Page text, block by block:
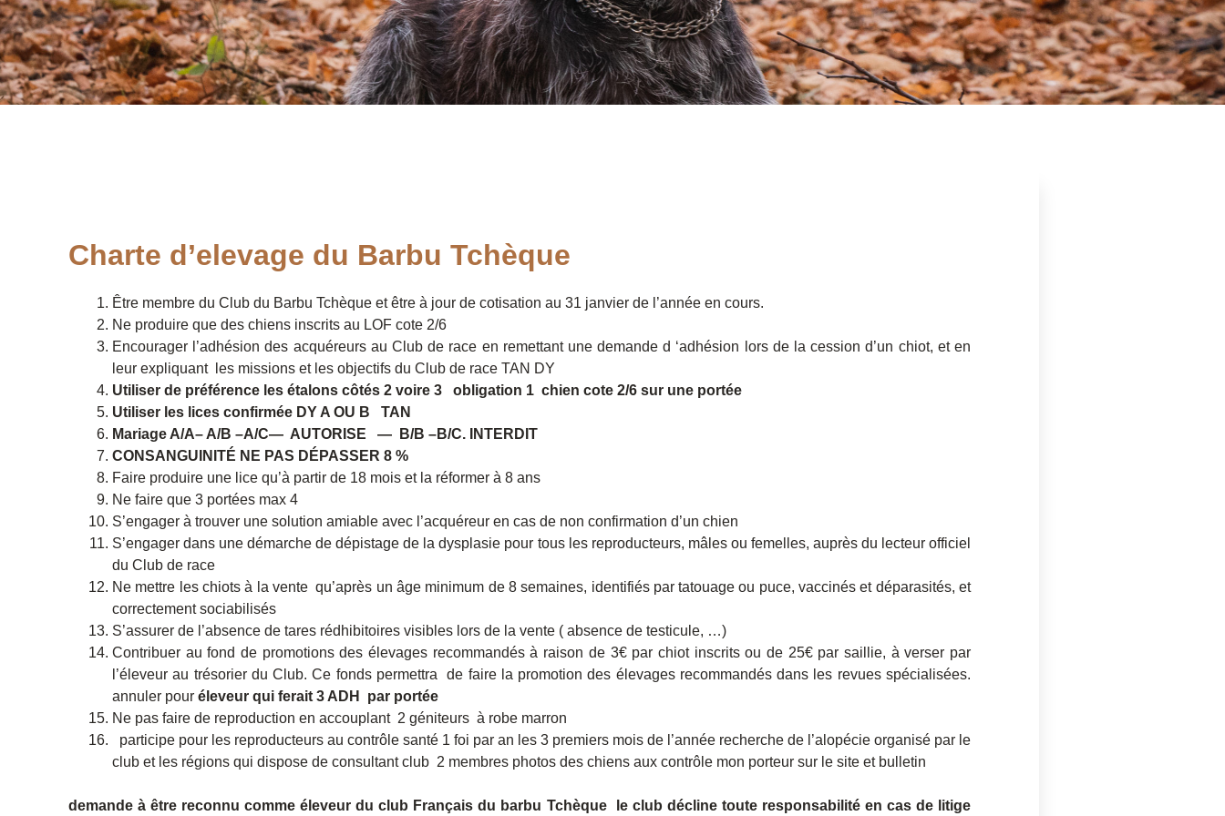
Charte d’elevage du Barbu Tchèque
Être membre du Club du Barbu Tchèque et être à jour de cotisation au 31 janvier de l’année en cours.
Ne produire que des chiens inscrits au LOF cote 2/6
Encourager l’adhésion des acquéreurs au Club de race en remettant une demande d ‘adhésion lors de la cession d’un chiot, et en
leur expliquant les missions et les objectifs du Club de race TAN DY
Utiliser de préférence les étalons côtés 2 voire 3 obligation 1 chien cote 2/6 sur une portée
Utiliser les lices confirmée DY A OU B TAN
Mariage A/A– A/B –A/C— AUTORISE — B/B –B/C. INTERDIT
CONSANGUINITÉ NE PAS DÉPASSER 8 %
Faire produire une lice qu’à partir de 18 mois et la réformer à 8 ans
Ne faire que 3 portées max 4
S’engager à trouver une solution amiable avec l’acquéreur en cas de non confirmation d’un chien
S’engager dans une démarche de dépistage de la dysplasie pour tous les reproducteurs, mâles ou femelles, auprès du lecteur officiel
du Club de race
Ne mettre les chiots à la vente qu’après un âge minimum de 8 semaines, identifiés par tatouage ou puce, vaccinés et déparasités, et
correctement sociabilisés
S’assurer de l’absence de tares rédhibitoires visibles lors de la vente ( absence de testicule, …)
Contribuer au fond de promotions des élevages recommandés à raison de 3€ par chiot inscrits ou de 25€ par saillie, à verser par
l’éleveur au trésorier du Club. Ce fonds permettra de faire la promotion des élevages recommandés dans les revues spécialisées.
annuler pour éleveur qui ferait 3 ADH par portée
Ne pas faire de reproduction en accouplant 2 géniteurs à robe marron
participe pour les reproducteurs au contrôle santé 1 foi par an les 3 premiers mois de l’année recherche de l’alopécie organisé par le
club et les régions qui dispose de consultant club 2 membres photos des chiens aux contrôle mon porteur sur le site et bulletin
demande à être reconnu comme éleveur du club Français du barbu Tchèque leclub décline toute responsabilité en cas de litige